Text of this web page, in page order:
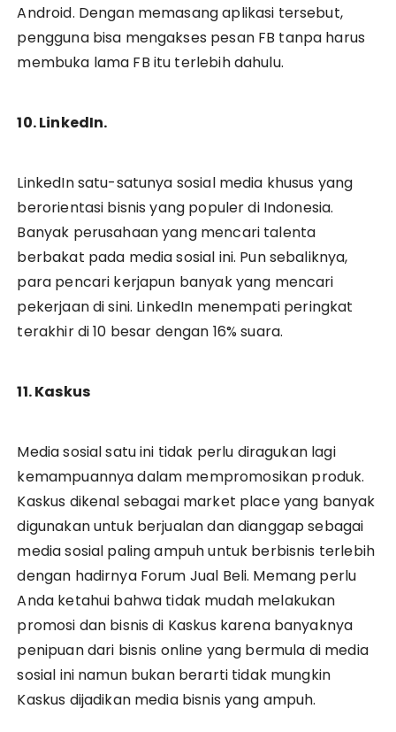
Android. Dengan memasang aplikasi tersebut,
pengguna bisa mengakses pesan FB tanpa harus
membuka lama FB itu terlebih dahulu.
10. LinkedIn.
LinkedIn satu-satunya sosial media khusus yang
berorientasi bisnis yang populer di Indonesia.
Banyak perusahaan yang mencari talenta
berbakat pada media sosial ini. Pun sebaliknya,
para pencari kerjapun banyak yang mencari
pekerjaan di sini. LinkedIn menempati peringkat
terakhir di 10 besar dengan 16% suara.
11. Kaskus
Media sosial satu ini tidak perlu diragukan lagi
kemampuannya dalam mempromosikan produk.
Kaskus dikenal sebagai market place yang banyak
digunakan untuk berjualan dan dianggap sebagai
media sosial paling ampuh untuk berbisnis terlebih
dengan hadirnya Forum Jual Beli. Memang perlu
Anda ketahui bahwa tidak mudah melakukan
promosi dan bisnis di Kaskus karena banyaknya
penipuan dari bisnis online yang bermula di media
sosial ini namun bukan berarti tidak mungkin
Kaskus dijadikan media bisnis yang ampuh.